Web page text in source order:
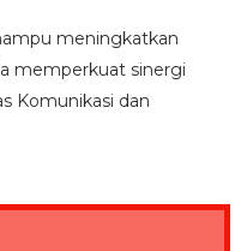
meningkatkan
memperkuat sinergi
Komunikasi dan